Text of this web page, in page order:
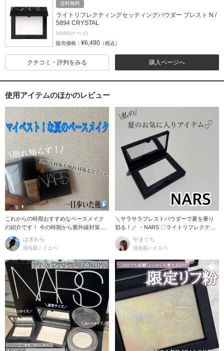
送料無料
ライトリフレクティングセッティングパウダー プレスト N /
5894 CRYSTAL
NARS(ナーズ)
販売価格： ¥6,490 （税込）
購入ページへ
クチコミ・評判をみる
使用アイテムのほかのレビュー
これからの時期おすすめなベースメイク
の紹介です！ 今の時期から紫外線対策か
なり大切になっ
はぎわら
混合肌 / イエベ
＼サラサラプレストパウダーで夏を乗り
切る！／ ・NARS 〇ライトリフレクティ
ング
やまぐち
混合肌 / イエベ